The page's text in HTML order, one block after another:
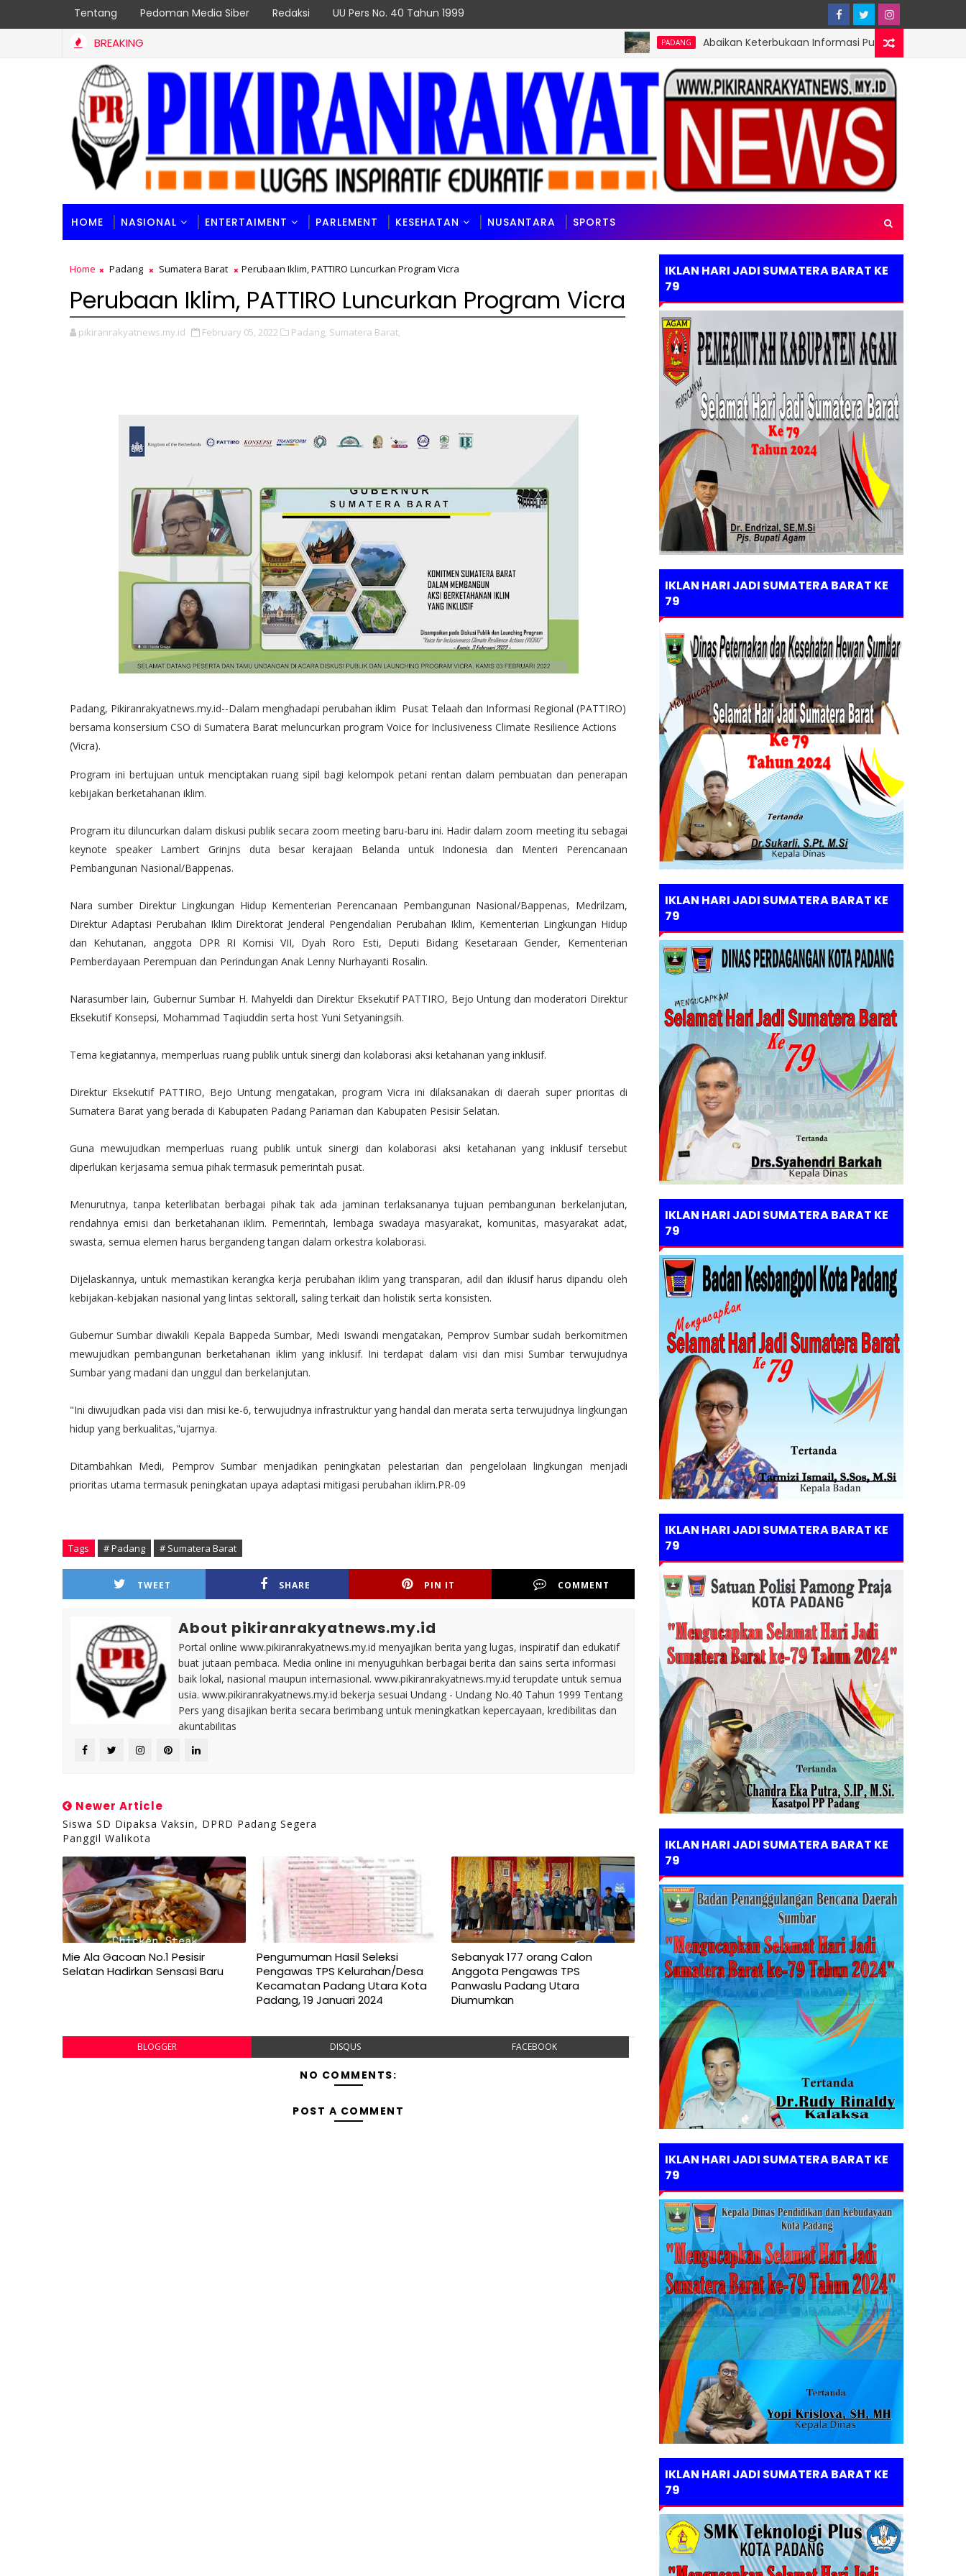
Tentang Pedoman Media Siber Redaksi UU Pers No. 40 Tahun 1999
BREAKING PADANG Abaikan Keterbukaan Informasi Publik, Pembangunan Pagar
HOME NASIONAL ENTERTAIMENT PARLEMENT KESEHATAN NUSANTARA SPORTS
Home Padang Sumatera Barat Perubaan Iklim, PATTIRO Luncurkan Program Vicra
Perubaan Iklim, PATTIRO Luncurkan Program Vicra
pikiranrakyatnews.my.id February 05, 2022 Padang, Sumatera Barat,
Padang, Pikiranrakyatnews.my.id--Dalam menghadapi perubahan iklim Pusat Telaah dan Informasi Regional (PATTIRO)
bersama konsersium CSO di Sumatera Barat meluncurkan program Voice for Inclusiveness Climate Resilience Actions
(Vicra).
Program ini bertujuan untuk menciptakan ruang sipil bagi kelompok petani rentan dalam pembuatan dan penerapan
kebijakan berketahanan iklim.
Program itu diluncurkan dalam diskusi publik secara zoom meeting baru-baru ini. Hadir dalam zoom meeting itu sebagai
keynote speaker Lambert Grinjns duta besar kerajaan Belanda untuk Indonesia dan Menteri Perencanaan
Pembangunan Nasional/Bappenas.
Nara sumber Direktur Lingkungan Hidup Kementerian Perencanaan Pembangunan Nasional/Bappenas, Medrilzam,
Direktur Adaptasi Perubahan Iklim Direktorat Jenderal Pengendalian Perubahan Iklim, Kementerian Lingkungan Hidup
dan Kehutanan, anggota DPR RI Komisi VII, Dyah Roro Esti, Deputi Bidang Kesetaraan Gender, Kementerian
Pemberdayaan Perempuan dan Perindungan Anak Lenny Nurhayanti Rosalin.
Narasumber lain, Gubernur Sumbar H. Mahyeldi dan Direktur Eksekutif PATTIRO, Bejo Untung dan moderatori Direktur
Eksekutif Konsepsi, Mohammad Taqiuddin serta host Yuni Setyaningsih.
Tema kegiatannya, memperluas ruang publik untuk sinergi dan kolaborasi aksi ketahanan yang inklusif.
Direktur Eksekutif PATTIRO, Bejo Untung mengatakan, program Vicra ini dilaksanakan di daerah super prioritas di
Sumatera Barat yang berada di Kabupaten Padang Pariaman dan Kabupaten Pesisir Selatan.
Guna mewujudkan memperluas ruang publik untuk sinergi dan kolaborasi aksi ketahanan yang inklusif tersebut
diperlukan kerjasama semua pihak termasuk pemerintah pusat.
Menurutnya, tanpa keterlibatan berbagai pihak tak ada jaminan terlaksananya tujuan pembangunan berkelanjutan,
rendahnya emisi dan berketahanan iklim. Pemerintah, lembaga swadaya masyarakat, komunitas, masyarakat adat,
swasta, semua elemen harus bergandeng tangan dalam orkestra kolaborasi.
Dijelaskannya, untuk memastikan kerangka kerja perubahan iklim yang transparan, adil dan iklusif harus dipandu oleh
kebijakan-kebjakan nasional yang lintas sektorall, saling terkait dan holistik serta konsisten.
Gubernur Sumbar diwakili Kepala Bappeda Sumbar, Medi Iswandi mengatakan, Pemprov Sumbar sudah berkomitmen
mewujudkan pembangunan berketahanan iklim yang inklusif. Ini terdapat dalam visi dan misi Sumbar terwujudnya
Sumbar yang madani dan unggul dan berkelanjutan.
"Ini diwujudkan pada visi dan misi ke-6, terwujudnya infrastruktur yang handal dan merata serta terwujudnya lingkungan
hidup yang berkualitas,"ujarnya.
Ditambahkan Medi, Pemprov Sumbar menjadikan peningkatan pelestarian dan pengelolaan lingkungan menjadi
prioritas utama termasuk peningkatan upaya adaptasi mitigasi perubahan iklim.PR-09
Tags # Padang # Sumatera Barat
TWEET SHARE PIN IT COMMENT
About pikiranrakyatnews.my.id
Portal online www.pikiranrakyatnews.my.id menyajikan berita yang lugas, inspiratif dan edukatif
buat jutaan pembaca. Media online ini menyuguhkan berbagai berita dan sains serta informasi
baik lokal, nasional maupun internasional. www.pikiranrakyatnews.my.id terupdate untuk semua
usia. www.pikiranrakyatnews.my.id bekerja sesuai Undang - Undang No.40 Tahun 1999 Tentang
Pers yang disajikan berita secara berimbang untuk meningkatkan kepercayaan, kredibilitas dan
akuntabilitas
Newer Article
Siswa SD Dipaksa Vaksin, DPRD Padang Segera
Panggil Walikota
Mie Ala Gacoan No.1 Pesisir
Selatan Hadirkan Sensasi Baru
Pengumuman Hasil Seleksi
Pengawas TPS Kelurahan/Desa
Kecamatan Padang Utara Kota
Padang, 19 Januari 2024
Sebanyak 177 orang Calon
Anggota Pengawas TPS
Panwaslu Padang Utara
Diumumkan
BLOGGER DISQUS FACEBOOK
NO COMMENTS:
POST A COMMENT
IKLAN HARI JADI SUMATERA BARAT KE
79
IKLAN HARI JADI SUMATERA BARAT KE
79
IKLAN HARI JADI SUMATERA BARAT KE
79
IKLAN HARI JADI SUMATERA BARAT KE
79
IKLAN HARI JADI SUMATERA BARAT KE
79
IKLAN HARI JADI SUMATERA BARAT KE
79
IKLAN HARI JADI SUMATERA BARAT KE
79
IKLAN HARI JADI SUMATERA BARAT KE
79